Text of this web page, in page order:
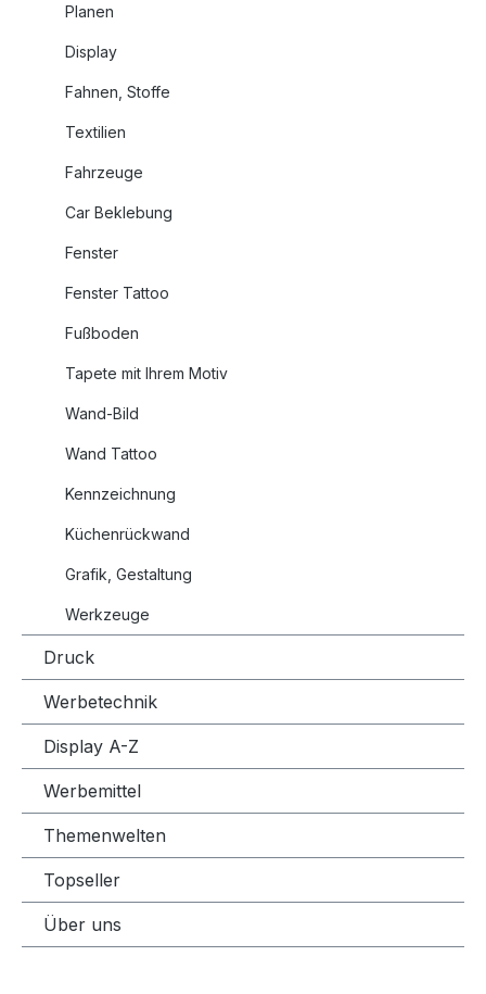
Planen
Display
Fahnen, Stoffe
Textilien
Fahrzeuge
Car Beklebung
Fenster
Fenster Tattoo
Fußboden
Tapete mit Ihrem Motiv
Wand-Bild
Wand Tattoo
Kennzeichnung
Küchenrückwand
Grafik, Gestaltung
Werkzeuge
Druck
Werbetechnik
Display A-Z
Werbemittel
Themenwelten
Topseller
Über uns